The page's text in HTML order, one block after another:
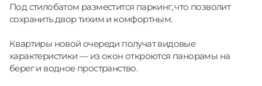
Под стилобатом разместится паркинг, что позволит
сохранить двор тихим и комфортным.
Квартиры новой очереди получат видовые
характеристики — из окон откроются панорамы на
берег и водное пространство.